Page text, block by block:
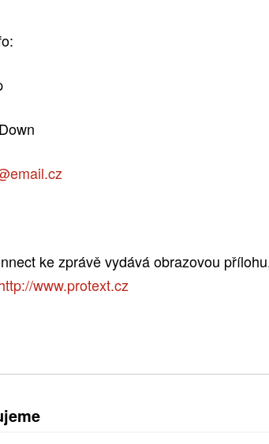
ke zprávě vydává obrazovou
www.protext.cz